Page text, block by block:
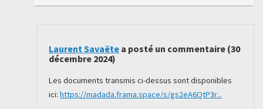
Laurent Savaëte a posté un commentaire (30
décembre 2024)
Les documents transmis ci-dessus sont disponibles
ici:https://madada.frama.space/s/gs2eA6QtP3r...